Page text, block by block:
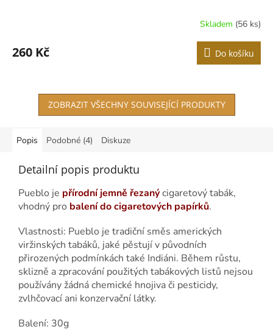
produktu
je
hvězdiček.
Skladem (56 ks)
260 Kč Do košíku
ZOBRAZIT VŠECHNY SOUVISEJÍCÍ PRODUKTY
Popis Podobné (4) Diskuze
Detailní popis produktu
Pueblo je přírodní jemně řezanýcigaretový tabák,
vhodný pro balení do cigaretových papírků.
Vlastnosti: Pueblo je tradiční směs amerických
viržinských tabáků, jaké pěstují v původních
přirozených podmínkách také Indiáni. Během růstu,
sklizně a zpracování použitých tabákových listů nejsou
používány žádná chemické hnojiva či pesticidy,
zvlhčovací ani konzervační látky.
Balení: 30g